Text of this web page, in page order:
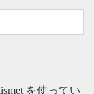
を使ってい